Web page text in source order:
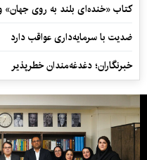
کتاب «خنده‌ای بلند به روی جهان»
ضدیت با سرمایه‌داری عواقب دارد
خبرنگاران؛ دغدغه‌مندان خطرپذیر